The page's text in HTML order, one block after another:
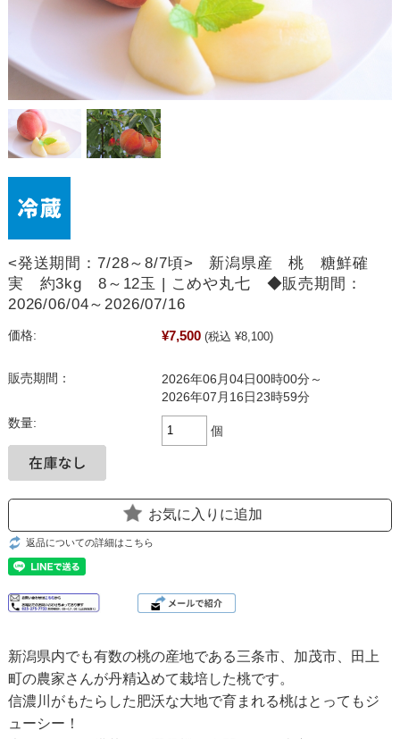
<発送期間：7/28～8/7頃> 新潟県産 桃 糖鮮確
実 約3kg 8～12玉 | こめや丸七 ◆販売期間：
2026/06/04～2026/07/16
価格: ¥7,500 (税込 ¥8,100)
販売期間：
2026年06月04日00時00分～
2026年07月16日23時59分
数量:
個
お気に入りに追加
返品についての詳細はこちら
新潟県内でも有数の桃の産地である三条市、加茂市、田上
町の農家さんが丹精込めて栽培した桃です。
信濃川がもたらした肥沃な大地で育まれる桃はとってもジ
ューシー！